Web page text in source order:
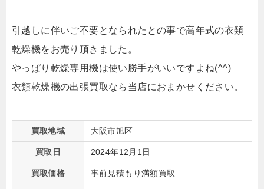
引越しに伴いご不要となられたとの事で高年式の衣類
乾燥機をお売り頂きました。
やっぱり乾燥専用機は使い勝手がいいですよね(^^)
衣類乾燥機の出張買取なら当店におまかせください。
買取地域 大阪市旭区
買取日 2024年12月1日
買取価格 事前見積もり満額買取